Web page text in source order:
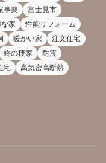
事楽
富士見市
家
性能リフォーム
暖かい家
注文住宅
終の棲家
耐震
宅
高気密高断熱